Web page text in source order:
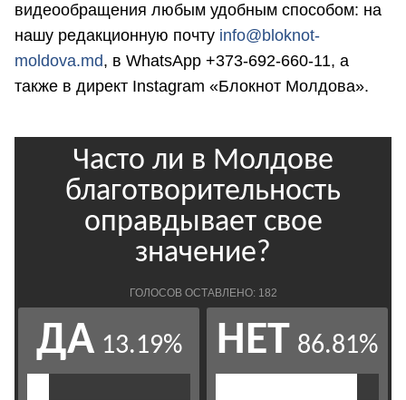
видеообращения любым удобным способом: на
нашу редакционную почту info@bloknot-
moldova.md, в WhatsApp +373-692-660-11, а
также в директ Instagram «Блокнот Молдова».